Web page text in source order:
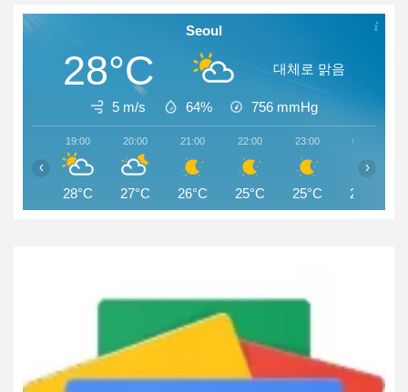
Seoul
28°C 대체로 맑음
5 m/s 64% 756 mmHg
19:00
28°C
20:00
27°C
21:00
26°C
22:00
25°C
23:00
25°C
00:00
24°C
‹ ›